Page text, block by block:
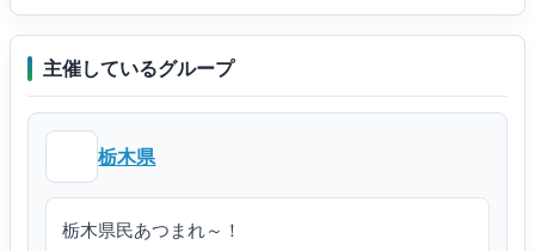
主催しているグループ
栃木県
栃木県民あつまれ～！